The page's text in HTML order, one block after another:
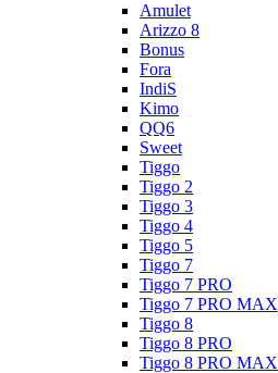
Amulet
Arizzo 8
Bonus
Fora
IndiS
Kimo
QQ6
Sweet
Tiggo
Tiggo 2
Tiggo 3
Tiggo 4
Tiggo 5
Tiggo 7
Tiggo 7 PRO
Tiggo 7 PRO MAX
Tiggo 8
Tiggo 8 PRO
Tiggo 8 PRO MAX